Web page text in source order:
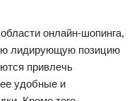
онлайн-шопинга,
лидирующую позицию
привлечь
удобные и